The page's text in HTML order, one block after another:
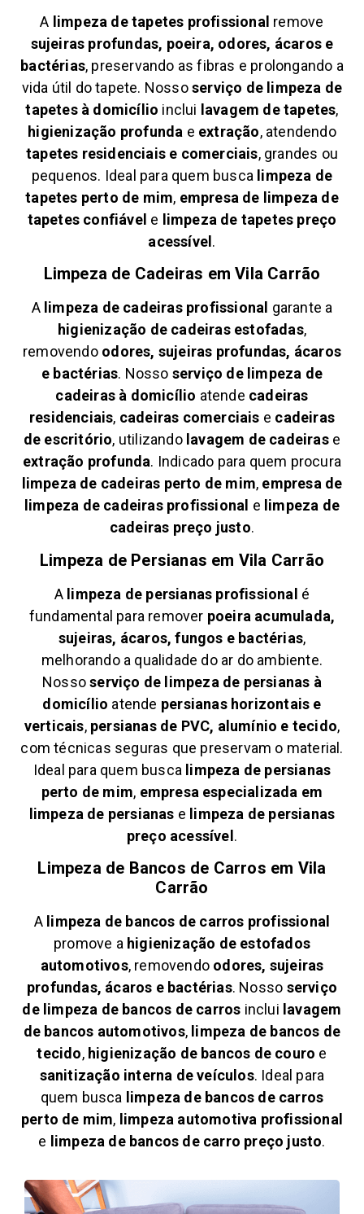
A limpeza de tapetes profissional remove
sujeiras profundas, poeira, odores, ácaros e
bactérias, preservando as fibras e prolongando a
vida útil do tapete. Nossoserviço de limpeza de
tapetes à domicílio inclui lavagem de tapetes,
higienização profunda e extração, atendendo
tapetes residenciais e comerciais, grandes ou
pequenos. Ideal para quem busca limpeza de
tapetes perto de mim, empresa de limpeza de
tapetes confiável e limpeza de tapetes preço
acessível .
Limpeza de Cadeiras emVila Carrão
A limpeza de cadeiras profissional garante a
higienização de cadeiras estofadas,
removendoodores, sujeiras profundas, ácaros
e bactérias. Nosso serviço de limpeza de
cadeiras à domicílio atende cadeiras
residenciais, cadeiras comerciais e cadeiras
de escritório, utilizando lavagem de cadeirase
extração profunda. Indicado para quem procura
limpeza de cadeiras perto de mim, empresa de
limpeza de cadeiras profissional e limpeza de
cadeiras preço justo.
Limpeza de Persianas em Vila Carrão
A limpeza de persianas profissional é
fundamental para remover poeira acumulada,
sujeiras, ácaros, fungos e bactérias,
melhorando a qualidade do ar do ambiente.
Nossoserviço de limpeza de persianas à
domicílio atende persianas horizontais e
verticais, persianas de PVC, alumínio e tecido,
com técnicas seguras que preservam o material.
Ideal para quem busca limpeza de persianas
perto de mim, empresa especializada em
limpeza de persianas e limpeza de persianas
preço acessível.
Limpeza de Bancos de Carros em Vila
Carrão
A limpeza de bancos de carros profissional
promove a higienização de estofados
automotivos, removendo odores, sujeiras
profundas, ácaros e bactérias. Nosso serviço
de limpeza de bancos de carros inclui lavagem
de bancos automotivos, limpeza de bancos de
tecido, higienização de bancos de couro e
sanitização interna de veículos. Ideal para
quem busca limpeza de bancos de carros
perto de mim, limpeza automotiva profissional
e limpeza de bancos de carro preço justo.